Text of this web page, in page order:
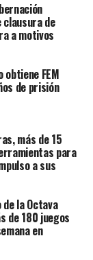
clausura de
a motivos
obtiene FEM
de prisión
más de 15
para
a sus
la Octava
de 180 juegos
en